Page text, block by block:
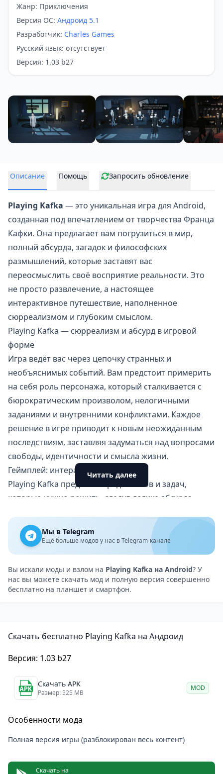
Жанр: Приключения
Версия ОС: Андроид 5.1
Разработчик: Charles Games
Русский язык: отсутствует
Версия: 1.03 b27
Описание Помощь Запросить обновление
Playing Kafka — это уникальная игра для Android,
созданная под впечатлением от творчества Франца
Кафки. Она предлагает вам погрузиться в мир,
полный абсурда, загадок и философских
размышлений, которые заставят вас
переосмыслить своё восприятие реальности. Это
не просто развлечение, а настоящее
интерактивное путешествие, наполненное
сюрреализмом и глубоким смыслом.
Playing Kafka — сюрреализм и абсурд в игровой
форме
Игра ведёт вас через цепочку странных и
необъяснимых событий. Вам предстоит примерить
на себя роль персонажа, который сталкивается с
бюрократическим произволом, нелогичными
заданиями и внутренними конфликтами. Каждое
решение в игре приводит к новым неожиданным
последствиям, заставляя задуматься над вопросами
свободы, идентичности и смысла жизни.
Геймплей: интерактивный хаос
Playing Kafka предлагает ряд квестов и задач,
которые нужно решить, следуя логике абсурда.
мышления, а полного погружения в странный и
непредсказуемый мир игры. Вам придётся искать
подсказки в окружающей среде, анализировать
слова и действия персонажей, а иногда просто
принимать бессмысленность происходящего.
Некоторые эпизоды напрямую вдохновлены
побед или поражений, есть лишь пути, которые вы
Визуальный стиль и атмосфера
Игра выделяется своим уникальным визуальным
оформлением, где мрачные и минималистичные
бессмысленности. Звуковое сопровождение —
отрывистое и напряжённое — усиливает ощущение
Кому подойдёт игра Playing Kafka?
Читать далее
Мы в Telegram
Ещё больше модов у нас в Telegram-канале
Вы искали моды и взлом на Playing Kafka на Android? У
нас вы можете скачать мод и полную версия совершенно
бесплатно на планшет и смартфон.
Скачать бесплатно Playing Kafka на Андроид
Версия: 1.03 b27
Скачать APK
Размер: 525 MB
MOD
Особенности мода
Полная версия игры (разблокирован весь контент)
Скачать на